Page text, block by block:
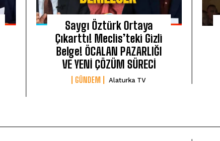
Saygı Öztürk Ortaya
Çıkarttı! Meclis’teki Gizli
Belge! ÖCALAN PAZARLIĞI
VE YENİ ÇÖZÜM SÜRECİ
GÜNDEM Alaturka TV